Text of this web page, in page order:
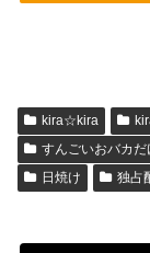
kira☆kira
すんごいおバカだ
日焼け
独占